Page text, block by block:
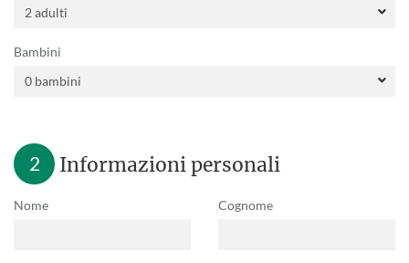
Bambini
2 Informazioni personali
Nome Cognome